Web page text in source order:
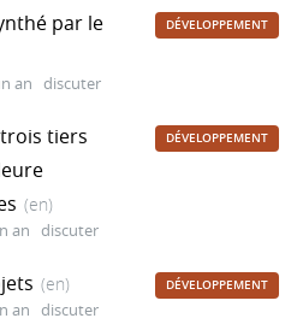
par le
an discuter
DÉVELOPPEMENT
tiers
(en)
an discuter
DÉVELOPPEMENT
(en)
an discuter
DÉVELOPPEMENT